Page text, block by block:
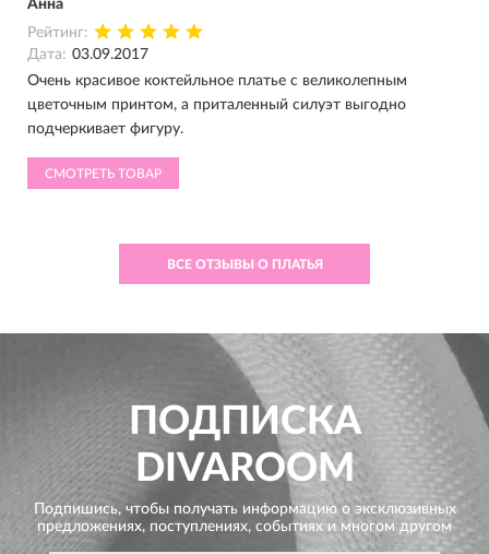
Анна
Рейтинг:
Дата: 03.09.2017
Очень красивое коктейльное платье с великолепным
цветочным принтом, а приталенный силуэт выгодно
подчеркивает фигуру.
СМОТРЕТЬ ТОВАР
ВСЕ ОТЗЫВЫ О ПЛАТЬЯ
ПОДПИСКА
DIVAROOM
Подпишись, чтобы получать информацию о эксклюзивных
предложениях, поступлениях, событиях и многом другом